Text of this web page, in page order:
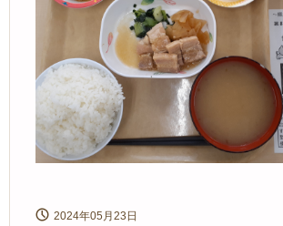
2024年05月23日